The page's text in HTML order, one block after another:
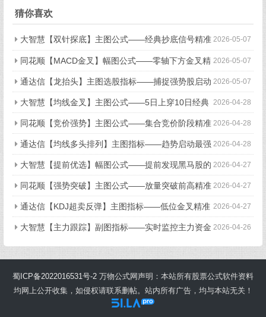
猜你喜欢
2026-05-07
大智慧【双针探底】主图公式——经典抄底信号精准
识别（无未来函数） 2026-05-07
同花顺【MACD金叉】幅图公式——零轴下方金叉精
准买点（无未来函数） 2026-05-07
通达信【龙抬头】主图选股指标——捕捉强势股启动
点（无未来函数） 2026-04-28
大智慧【均线金叉】主图公式——5日上穿10日经典
买入信号（无未来函数） 2026-04-28
同花顺【竞价强势】主图公式——集合竞价阶段精准
捕捉强势股（无未来函数） 2026-04-28
通达信【均线多头排列】主图指标——趋势启动最强
信号（无未来函数） 2026-04-27
大智慧【提前优选】幅图公式——提前发现黑马股的
秘密武器（无未来函数） 2026-04-27
同花顺【强势突破】主图公式——放量突破前高精准
捕捉（无未来函数） 2026-04-27
通达信【KDJ超卖反弹】主图指标——低位金叉精准
买点（无未来函数） 2026-04-26
大智慧【主力跟踪】副图指标——实时监控主力资金
动向（无未来函数）
蜀ICP备2022016531号-2 万物公式网声明：本站所有股票公式软件资料
均网上公开收集，如侵权请联系删帖。站内所有广告，均与本站无关！